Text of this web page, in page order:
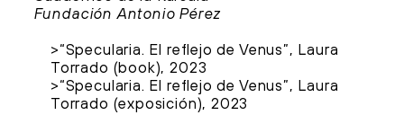
Fundación Antonio Pérez
“Specularia. El reflejo de Venus”, Laura
Torrado (book), 2023
“Specularia. El reflejo de Venus”, Laura
Torrado (exposición), 2023